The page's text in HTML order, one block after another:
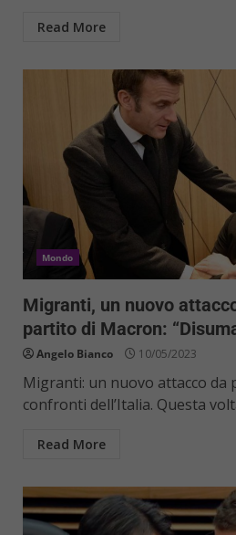
Read More
Mondo
Migranti, un nuovo
partito di Macron:
Angelo Bianco 10/05/2023
Migranti: un nuovo attacco da
confronti dell’Italia. Questa
Read More